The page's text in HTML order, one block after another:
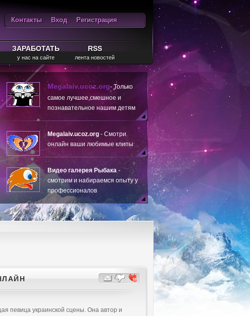
Контакты Вход
Регистрация
ЗАРАБОТАТЬ
у нас на сайте
RSS
лента новостей
Megalaiv.ucoz.org- Только
самое лучшее,смешное и
познавательное нашим детям
Megalaiv.ucoz.org - Смотри
онлайн ваши любимые клипы
Видео галерея Рыбака -
смотрим и набираемся опыту у
профессионалов
певица украинской сцены. Она автор и